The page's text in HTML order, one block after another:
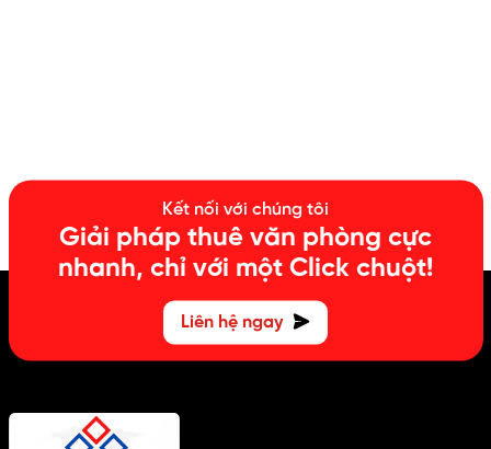
Kết nối với chúng tôi
Giải pháp thuê văn phòng cực
nhanh, chỉ với một Click chuột!
Liên hệ ngay